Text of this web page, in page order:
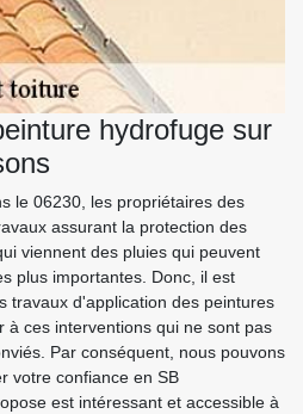
hydrofuge sur
le 06230, les propriétaires des
assurant la protection des
viennent des pluies qui peuvent
plus importantes. Donc, il est
travaux d'application des peintures
à ces interventions qui ne sont pas
Par conséquent, nous pouvons
votre confiance en SB
est intéressant et accessible à